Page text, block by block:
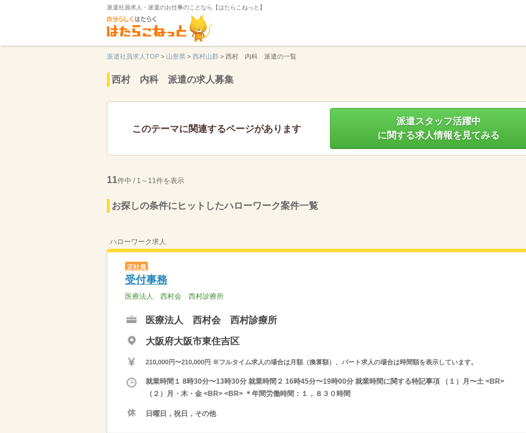
派遣社員求人・派遣のお仕事のことなら【はたらこねっと】
派遣社員求人TOP > 山形県 > 西村山郡 > 西村 内科 派遣の一覧
西村 内科 派遣の求人募集
このテーマに関連するページがあります
派遣スタッフ活躍中
に関する求人情報を見てみる
11件中 / 1～11件を表示
お探しの条件にヒットしたハローワーク案件一覧
ハローワーク求人
正社員
受付事務
医療法人 西村会 西村診療所
医療法人 西村会 西村診療所
大阪府大阪市東住吉区
210,000円〜210,000円 ※フルタイム求人の場合は月額（換算額）、パート求人の場合は時間額を表示しています。
就業時間１ 8時30分〜13時30分 就業時間２ 16時45分〜19時00分 就業時間に関する特記事項 （１）月〜土 <BR>
（２）月・木・金 <BR> <BR> ＊年間労働時間：１，８３０時間
日曜日，祝日，その他